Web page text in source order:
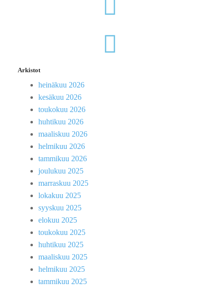
Arkistot
heinäkuu 2026
kesäkuu 2026
toukokuu 2026
huhtikuu 2026
maaliskuu 2026
helmikuu 2026
tammikuu 2026
joulukuu 2025
marraskuu 2025
lokakuu 2025
syyskuu 2025
elokuu 2025
toukokuu 2025
huhtikuu 2025
maaliskuu 2025
helmikuu 2025
tammikuu 2025